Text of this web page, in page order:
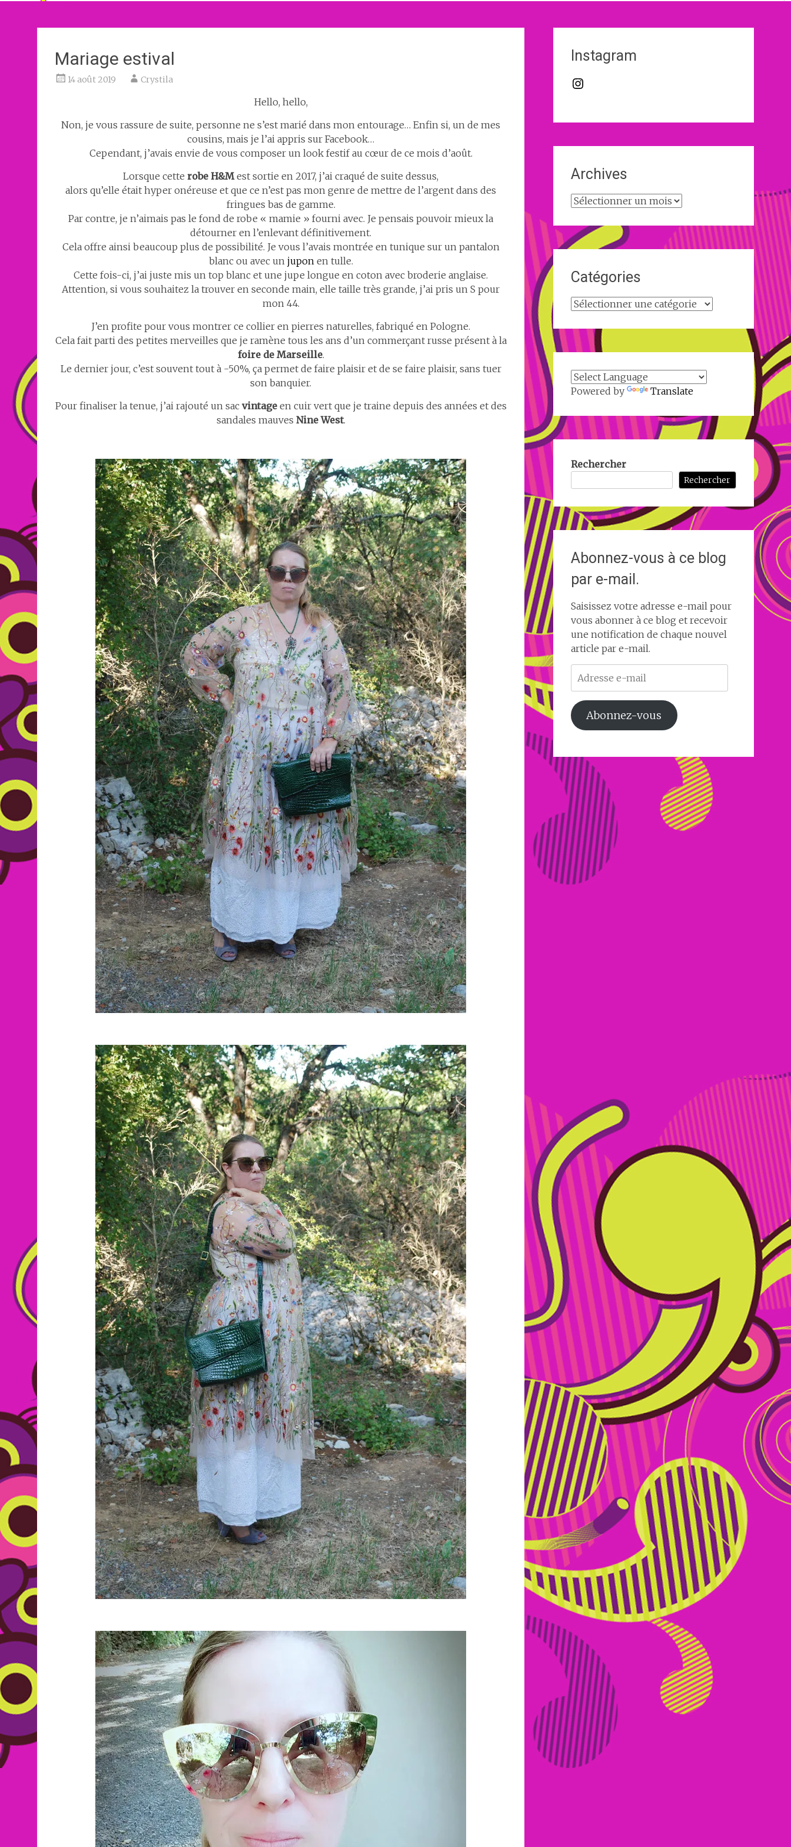
Mariage estival
14 août 2019 Crystila
Hello, hello,
Non, je vous rassure de suite, personne ne s’est marié dans mon entourage… Enfin si, un de mes
cousins, mais je l’ai appris sur Facebook…
Cependant, j’avais envie de vous composer un look festif au cœur de ce mois d’août.
Lorsque cette robe H&Mest sortie en 2017, j’ai craqué de suite dessus,
alors qu’elle était hyper onéreuse et que ce n’est pas mon genre de mettre de l’argent dans des
fringues bas de gamme.
Par contre, je n’aimais pas le fond de robe « mamie » fourni avec. Je pensais pouvoir mieux la
détourner en l’enlevant définitivement.
Cela offre ainsi beaucoup plus de possibilité. Je vous l’avais montrée en tunique sur un pantalon
blanc ou avec un juponen tulle.
Cette fois-ci, j’ai juste mis un top blanc et une jupe longue en coton avec broderie anglaise.
Attention, si vous souhaitez la trouver en seconde main, elle taille très grande, j’ai pris un S pour
mon 44.
J’en profite pour vous montrer ce collier en pierres naturelles, fabriqué en Pologne.
Cela fait parti des petites merveilles que je ramène tous les ans d’un commerçant russe présent à la
foire de Marseille.
Le dernier jour, c’est souvent tout à -50%, ça permet de faire plaisir et de se faire plaisir, sans tuer
son banquier.
Pour finaliser la tenue, j’ai rajouté un sac vintageen cuir vert que je traine depuis des années et des
sandales mauves Nine West.
Instagram
Instagram
Archives
Archives
Catégories
Catégories
Powered by Translate
Rechercher
Rechercher
Abonnez-vous à ce blog
par e-mail.
Saisissez votre adresse e-mail pour
vous abonner à ce blog et recevoir
une notification de chaque nouvel
article par e-mail.
Adresse
e-
mail
Abonnez-vous